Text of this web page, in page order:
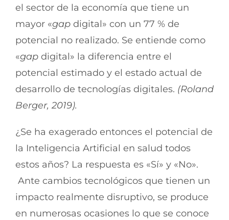
el sector de la economía que tiene un
mayor «gap digital» con un 77 % de
potencial no realizado. Se entiende como
«gap digital» la diferencia entre el
potencial estimado y el estado actual de
desarrollo de tecnologías digitales. (Roland
Berger, 2019).
¿Se ha exagerado entonces el potencial de
la Inteligencia Artificial en salud todos
estos años? La respuesta es «Sí» y «No».
Ante cambios tecnológicos que tienen un
impacto realmente disruptivo, se produce
en numerosas ocasiones lo que se conoce